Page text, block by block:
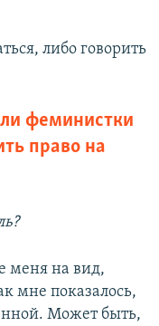
либо говорить
феминистки
право на
меня на вид,
мне показалось,
Может быть,